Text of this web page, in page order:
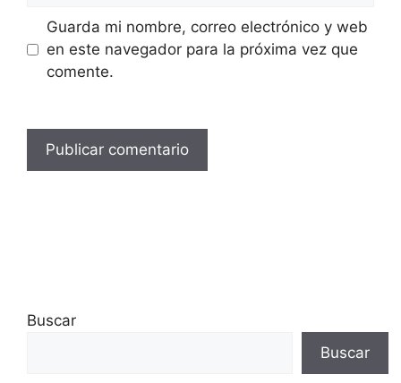
Guarda mi nombre, correo electrónico y web
en este navegador para la próxima vez que
comente.
Buscar
Buscar